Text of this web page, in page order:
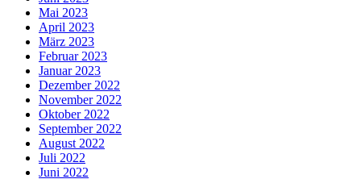
Mai 2023
April 2023
März 2023
Februar 2023
Januar 2023
Dezember 2022
November 2022
Oktober 2022
September 2022
August 2022
Juli 2022
Juni 2022